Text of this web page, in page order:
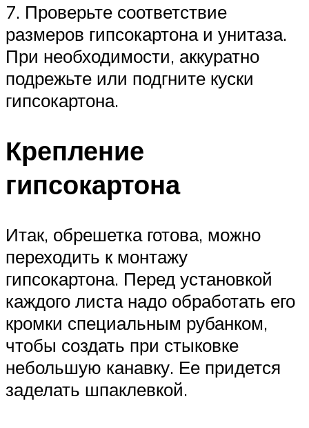
7. Проверьте соответствие
размеров гипсокартона и унитаза.
При необходимости, аккуратно
подрежьте или подгните куски
гипсокартона.
Крепление
гипсокартона
Итак, обрешетка готова, можно
переходить к монтажу
гипсокартона. Перед установкой
каждого листа надо обработать его
кромки специальным рубанком,
чтобы создать при стыковке
небольшую канавку. Ее придется
заделать шпаклевкой.